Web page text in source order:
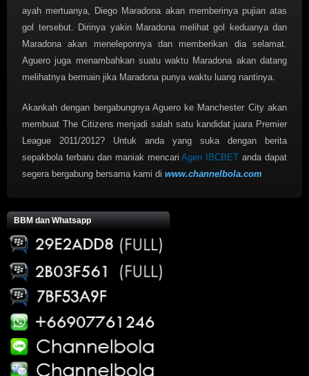
ayah mertuanya, Diego Maradona akan memberinya pujian atas
gol tersebut. Dirinya yakin Maradona melihat gol keduanya dan
Maradona akan meneleponnya dan memberikan dia selamat.
Aguero juga menambahkan suatu waktu Maradona akan datang
melihatnya bermain jika Maradona punya waktu luang nantinya.
Akankah dengan bergabungnya Aguero ke Manchester City akan
membuat The Citizens menjadi salah satu kandidat juara Premier
League 2011/2012? Untuk anda yang suka dengan berita
sepakbola terbaru dan maniak mencariAgen IBCBET anda dapat
segera bergabung bersama kami di www.channelbola.com
BBM dan Whatsapp